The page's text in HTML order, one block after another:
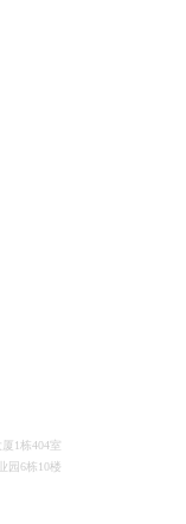
1栋404室
园6栋10楼